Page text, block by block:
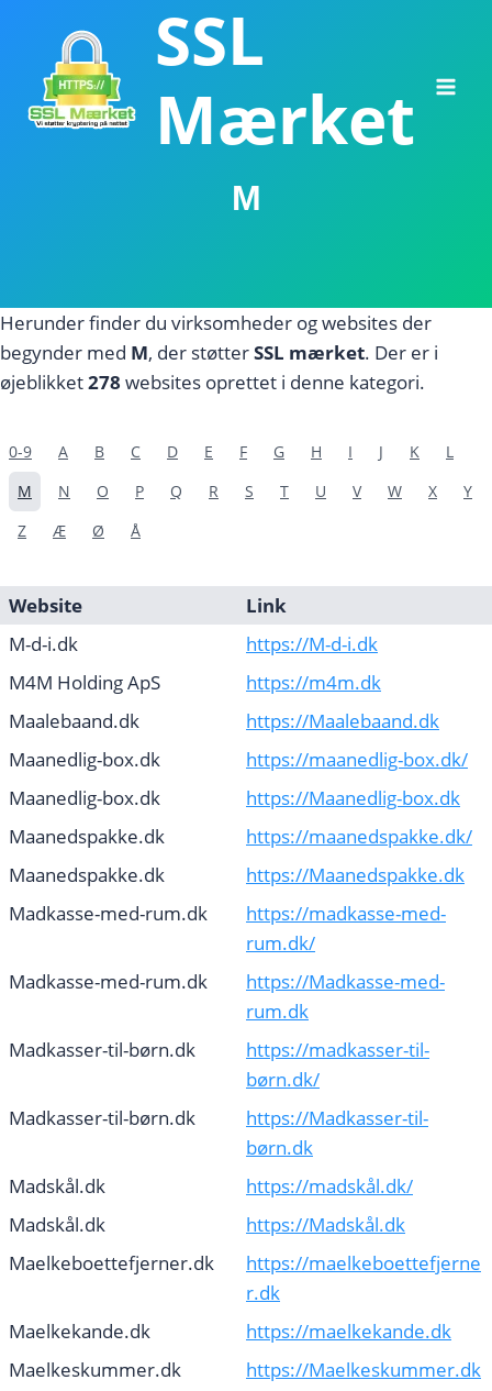
indhold
SSL
Mærket
M
Herunder finder du virksomheder og websites der
begynder med M, der støtterSSL mærket. Der er i
øjeblikket278 websites oprettet i denne kategori.
0-9 A B C D E F G H I J K
L
M
N O P Q R S T U V W X
Y
Z
Æ Ø Å
Website
Link
M-d-i.dk
https://M-d-i.dk
M4M Holding ApS
https://m4m.dk
Maalebaand.dk
https://Maalebaand.dk
Maanedlig-box.dk
https://maanedlig-box.dk/
Maanedlig-box.dk
https://Maanedlig-box.dk
Maanedspakke.dk
https://maanedspakke.dk/
Maanedspakke.dk
https://Maanedspakke.dk
Madkasse-med-rum.dk
https://madkasse-med-
rum.dk/
Madkasse-med-rum.dk
https://Madkasse-med-
rum.dk
Madkasser-til-børn.dk
https://madkasser-til-
børn.dk/
Madkasser-til-børn.dk
https://Madkasser-til-
børn.dk
Madskål.dk
https://madskål.dk/
Madskål.dk
https://Madskål.dk
Maelkeboettefjerner.dk
https://maelkeboettefjerne
r.dk
Maelkekande.dk
https://maelkekande.dk
Maelkeskummer.dk
https://Maelkeskummer.dk